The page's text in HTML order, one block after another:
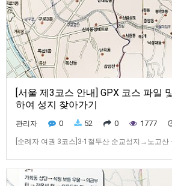
[서울 제3코스 안내] GPX 코스 파일
하여 성지 찾아가기
관리자 0 52 0 1777
[순례자 여권 3코스]3-1절두산 순교성지→노고산
터→ 새남터 순교성지→왜고개 성지→당고개순